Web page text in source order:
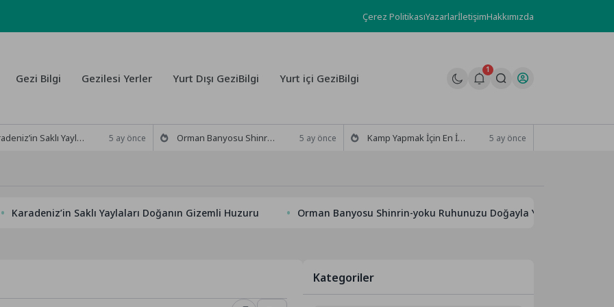
Çerez PolitikasıYazarlarİletişimHakkımızda
Gezi Bilgi Gezilesi Yerler Yurt Dışı GeziBilgi Yurt içi GeziBilgi
1
Saklı Yaylaları Doğanın Gizemli Huzuru 5 ay önce Orman Banyosu Shinrin-yoku Ruhunuzu Doğayla Yıkamanın Yolları 5 ay önce Kamp Yapmak İçin En İyi Zaman 2026 Rehberi 5 ay önce
Saklı Yaylaları Doğanın Gizemli Huzuru Orman Banyosu Shinrin-yoku Ruhunuzu Doğayla Yıkamanın Yolları
Kategoriler